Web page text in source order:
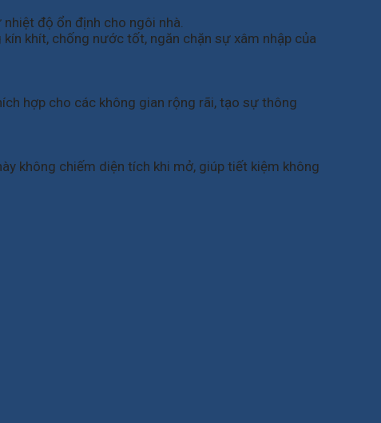
độ ổn định cho ngôi nhà.
khít, chống nước tốt, ngăn chặn sự xâm nhập của
hợp cho các không gian rộng rãi, tạo sự thông
không chiếm diện tích khi mở, giúp tiết kiệm không